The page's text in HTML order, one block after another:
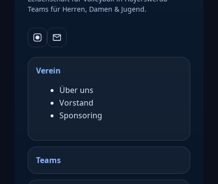
Teams für Herren, Damen & Jugend.
Verein
Über uns
Vorstand
Sponsoring
Teams